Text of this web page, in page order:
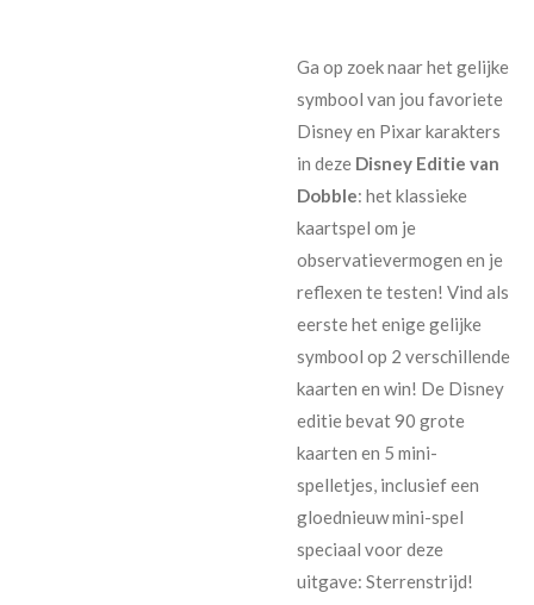
Ga op zoek naar het gelijke
symbool van jou favoriete
Disney en Pixar karakters
in deze Disney Editie van
Dobble: het klassieke
kaartspel om je
observatievermogen en je
reflexen te testen! Vind als
eerste het enige gelijke
symbool op 2 verschillende
kaarten en win! De Disney
editie bevat 90 grote
kaarten en 5 mini-
spelletjes, inclusief een
gloednieuw mini-spel
speciaal voor deze
uitgave: Sterrenstrijd!